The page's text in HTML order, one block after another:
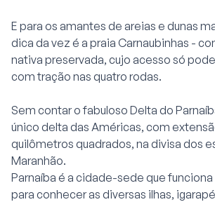
E para os amantes de areias e dunas
dica da vez é a praia Carnaubinhas -
nativa preservada, cujo acesso só
com tração nas quatro rodas.
Sem contar o fabuloso Delta do
único delta das Américas, com
quilômetros quadrados, na divisa dos
Maranhão.
Parnaíba é a cidade-sede que
para conhecer as diversas ilhas,